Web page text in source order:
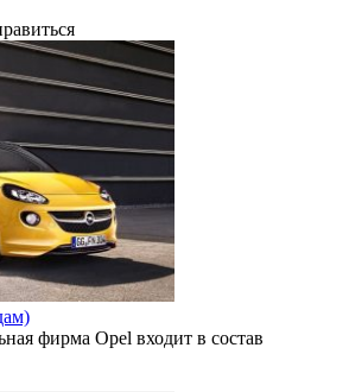
фирма Opel входит в состав